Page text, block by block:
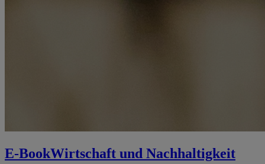
E-BookWirtschaft und Nachhaltigkeit